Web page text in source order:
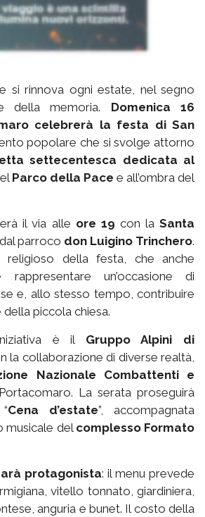
si rinnova ogni estate, nel segno
della memoria. Domenica 16
celebrerà la festa di San
popolare che si svolge attorno
settecentesca dedicata al
Parco della Pace e all’ombra del
il via alle ore 19 con laSanta
parroco don Luigino Trinchero.
religioso della festa, che anche
rappresentare un’occasione di
e, allo stesso tempo, contribuire
piccola chiesa.
è il Gruppo Alpini di
la collaborazione di diverse realtà,
Nazionale Combattenti e
La serata proseguirà
Cena d’estate”, accompagnata
musicale del complesso Formato
protagonista: il menu prevede
vitello tonnato, giardiniera,
anguria e bunet. Il costo della